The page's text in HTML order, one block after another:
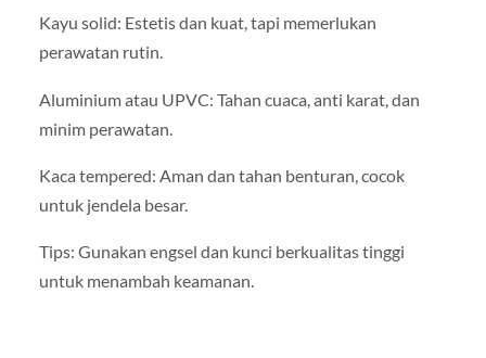
Kayu solid: Estetis dan kuat, tapi memerlukan
perawatan rutin.
Aluminium atau UPVC: Tahan cuaca, anti karat, dan
minim perawatan.
Kaca tempered: Aman dan tahan benturan, cocok
untuk jendela besar.
Tips: Gunakan engsel dan kunci berkualitas tinggi
untuk menambah keamanan.